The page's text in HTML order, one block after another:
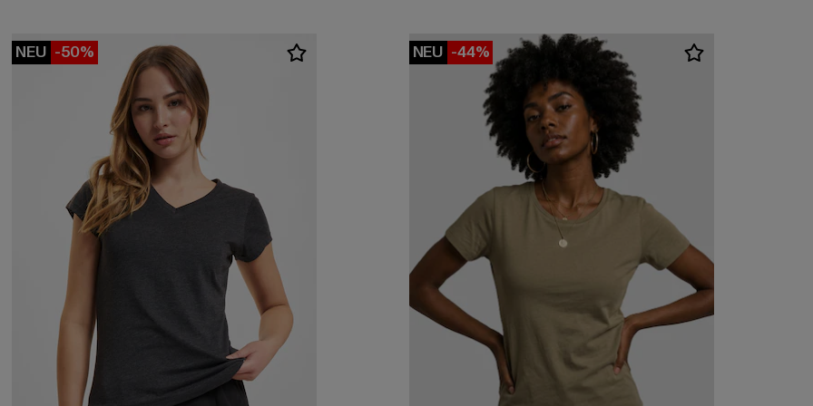
NEU -50% NEU -44%